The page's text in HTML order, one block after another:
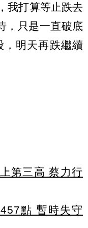
我打算等止跌去
，只是一直破底
，明天再跌繼續
第三高 蔡力行
點 暫時失守